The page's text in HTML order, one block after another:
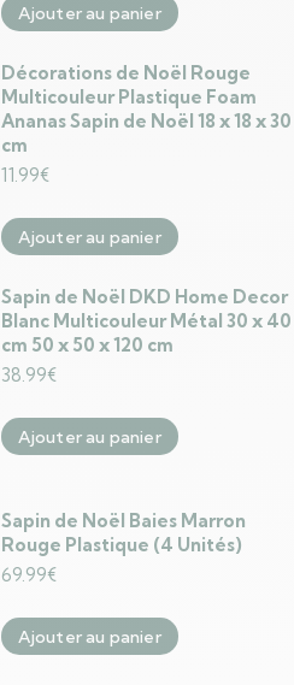
Ajouter au panier
Décorations de Noël Rouge
Multicouleur Plastique Foam
Ananas Sapin de Noël 18 x 18 x 30
cm
11.99€
Ajouter au panier
Sapin de Noël DKD Home Decor
Blanc Multicouleur Métal 30 x 40
cm 50 x 50 x 120 cm
38.99€
Ajouter au panier
Sapin de Noël Baies Marron
Rouge Plastique (4 Unités)
69.99€
Ajouter au panier